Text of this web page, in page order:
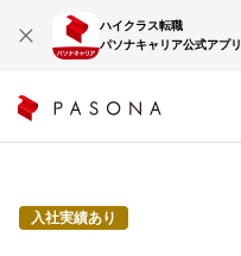
ハイクラス転職
パソナキャリア公式アプリ
入社実績あり